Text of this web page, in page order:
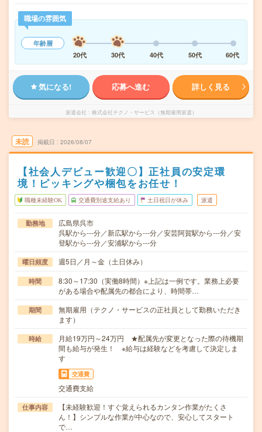
職場の雰囲気
年齢層
20代
30代 40代 50代 60代
気になる! 応募へ進む 詳しく見る
派遣会社 株式会社テクノ・サービス（無期雇用派遣）
未読 掲載日 2026/08/07
【社会人デビュー歓迎〇】正社員の安定環
境！ピッキングや梱包をお任せ！
職種未経験OK 交通費別途支給あり 土日祝日が休み 派遣
勤務地
広島県呉市
呉駅から---分／新広駅から---分／安芸阿賀駅から---分／安
登駅から---分／安浦駅から---分
曜日頻度 週5日／月～金（土日休み）
時間
8:30～17:30（実働8時間）※上記は一例です。業務上必要
がある場合や配属先の都合により、時間帯…
期間
無期雇用（テクノ・サービスの正社員として勤務いただき
ます）
時給
月給19万円～24万円 ★配属先が変更となった際の待機期
間も給与が発生！ ※給与は経験などを考慮して決定しま
す
交通費
交通費支給
仕事内容
【未経験歓迎！すぐ覚えられるカンタン作業がたくさ
ん！】シンプルな作業が中心なので、安心してスタート
で…